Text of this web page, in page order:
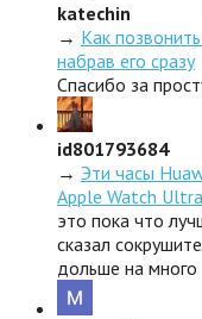
katechin
→ Как
набрав его сразу
Спасибо за
id801793684
→ Эти часы
Apple Watch Ultra
это пока что
сказал
дольше на много